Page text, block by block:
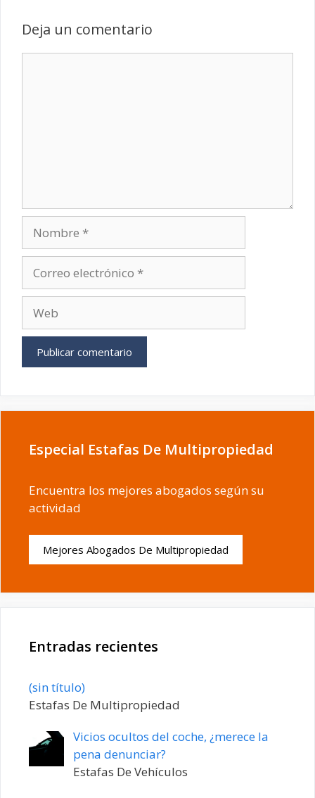
Deja un comentario
electrónico
Especial Estafas De Multipropiedad
Encuentra los mejores abogados según su
actividad
Mejores Abogados De Multipropiedad
Entradas recientes
(sin título)Entrada
20198
Estafas De Multipropiedad
Vicios ocultos del coche, ¿merece la
pena denunciar?
Estafas De Vehículos